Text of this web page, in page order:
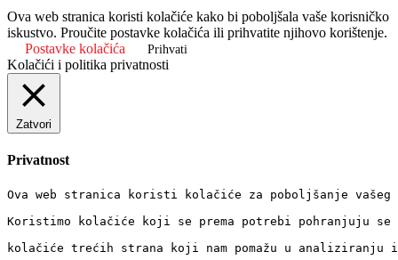
Ova web stranica koristi kolačiće kako bi poboljšala vaše korisničko
iskustvo. Proučite postavke kolačića ili prihvatite njihovo korištenje.
Postavke kolačića
Prihvati
Kolačići i politika privatnosti
Zatvori
Privatnost
Ova web stranica koristi kolačiće za poboljšanje
Koristimo kolačiće koji se prema potrebi pohranjuju
kolačiće trećih strana koji nam pomažu u